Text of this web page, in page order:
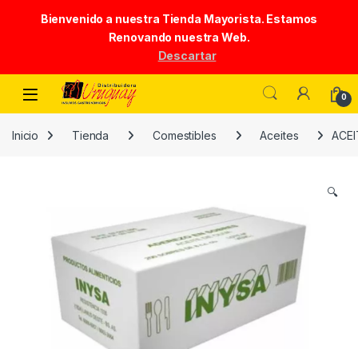
Bienvenido a nuestra Tienda Mayorista. Estamos
Renovando nuestra Web.
Descartar
Skip to navigation
Skip to content
0
Inicio Tienda Comestibles Aceites
🔍